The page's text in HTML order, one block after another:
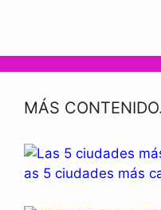
MÁS
as 5 ciudades más